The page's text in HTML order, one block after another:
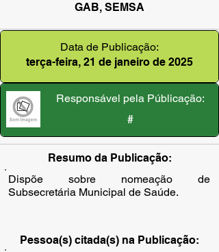
GAB, SEMSA
Data de Publicação:
terça-feira, 21 de janeiro de 2025
Responsável pela Públicação:
#
Resumo da Publicação:
Dispõe sobre nomeação de
Subsecretária Municipal de Saúde.
Pessoa(s) citada(s) na Publicação: